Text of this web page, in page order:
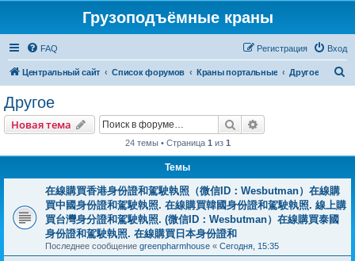
Грузоподъёмные краны
FAQ Вход
Регистрация
Центральный сайт Список форумов Краны портальные Другое
Другое
Новая тема Поиск
24 темы • Страница 1 из 1
Темы
在線購買香港身份證和駕駛執照（微信ID：Wesbutman）在線購
買中國身份證和駕駛執照. 在線購買韓國身份證和駕駛執照. 線上購
買台灣身分證和駕駛執照. (微信ID：Wesbutman）在線購買泰國
身份證和駕駛執照. 在線購買日本身份證和
Последнее сообщение greenpharmhouse « Сегодня, 15:35